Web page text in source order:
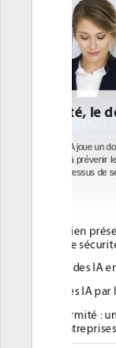
Des
ce que
avec
1
2